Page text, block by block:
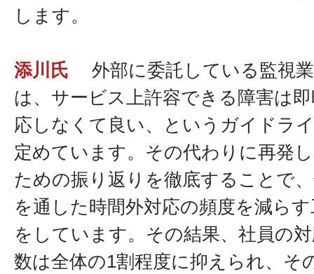
します。
添川氏
外部に委託している監視
は、サービス上許容できる障害は
応しなくて良い、というガイドラ
定めています。その代わりに再発
ための振り返りを徹底することで
を通した時間外対応の頻度を減ら
をしています。その結果、社員の
数は全体の1割程度に抑えられ、そ